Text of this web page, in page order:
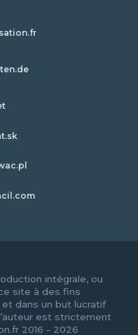
intégrale, ou
site à des fins
dans un but lucratif
est strictement
2016 - 2026